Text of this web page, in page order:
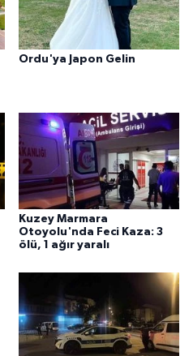
Ordu'ya Japon Gelin
Kuzey Marmara
Otoyolu'nda Feci Kaza: 3
ölü, 1 ağır yaralı